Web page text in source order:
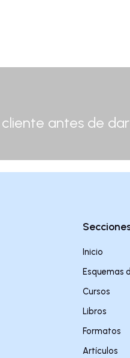
antes de
Inicio
Esquemas
Cursos
Libros
Formatos
Artículos